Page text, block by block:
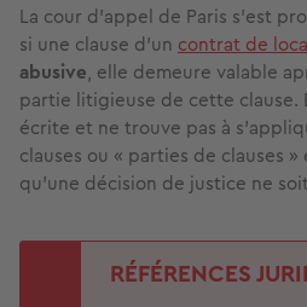
La cour d’appel de Paris s’est
si une clause d’un contrat de
abusive, elle demeure valable
partie litigieuse de cette clause.
écrite et ne trouve pas à
clauses ou « parties de clauses
qu’une décision de justice ne
RÉFÉRENCES